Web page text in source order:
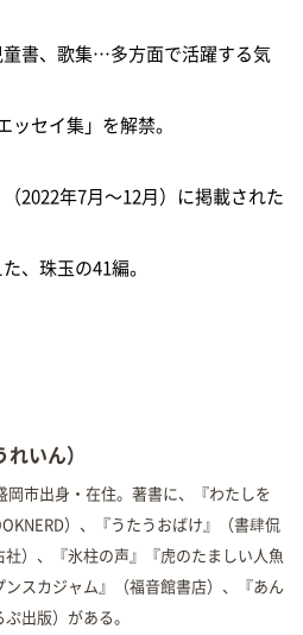
書、歌集…多方面で活躍する気
ッセイ集」を解禁。
2022年7月〜12月）に掲載された
、珠玉の41編。
いん）
岡市出身・在住。著書に、『わたしを
）、『うたうおばけ』（書肆侃
）、『氷柱の声』『虎のたましい人魚
スカジャム』（福音館書店）、『あん
出版）がある。